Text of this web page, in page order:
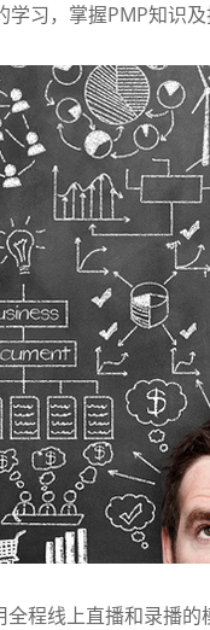
，掌握PMP知识及
线上直播和录播的